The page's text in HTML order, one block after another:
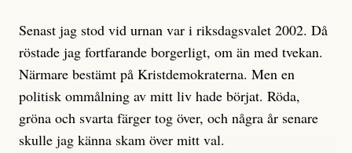
misstänkta personen är en infiltratör. Det som läsaren
får veta är att personen har ändrat sina politiska åsikter
under åren, att den har raderat tidigare innehåll på sina
sociala medier, att artikelns författare inte förstår sig
på personens ekonomi och att det tydligen finns
anonyma röster inom rörelsen som säger saker som
Senast jag stod vid urnan var i riksdagsvalet 2002. Då
röstade jag fortfarande borgerligt, om än med tvekan.
Närmare bestämt på Kristdemokraterna. Men en
politisk ommålning av mitt liv hade börjat. Röda,
gröna och svarta färger tog över, och några år senare
skulle jag känna skam över mitt val.